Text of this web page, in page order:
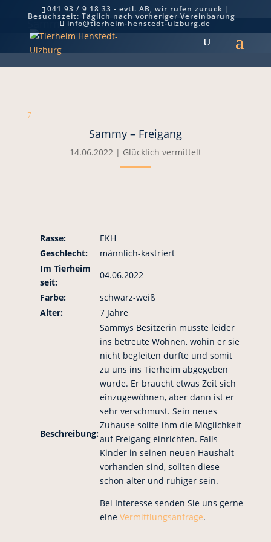
041 93 / 9 18 33 - evtl. AB, wir rufen zurück |
Besuchszeit: Täglich nach vorheriger Vereinbarung
info@tierheim-henstedt-ulzburg.de
Sammy – Freigang
7
Sammy – Freigang
14.06.2022| Glücklich vermittelt
Rasse:
EKH
Geschlecht:
männlich-kastriert
Im Tierheim
seit:
04.06.2022
Farbe:
schwarz-weiß
Alter:
7 Jahre
Beschreibung:
Sammys Besitzerin musste leider
ins betreute Wohnen, wohin er sie
nicht begleiten durfte und somit
zu uns ins Tierheim abgegeben
wurde. Er braucht etwas Zeit sich
einzugewöhnen, aber dann ist er
sehr verschmust. Sein neues
Zuhause sollte ihm die Möglichkeit
auf Freigang einrichten. Falls
Kinder in seinen neuen Haushalt
vorhanden sind, sollten diese
schon älter und ruhiger sein.
Bei Interesse senden Sie uns gerne
eine Vermittlungsanfrage.